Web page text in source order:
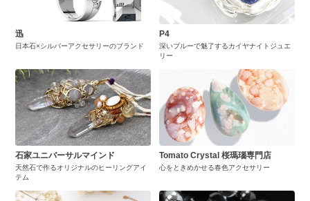
迅
日本石×シルバーアクセサリーのブランド
P4
深いブルーで魅了するカイヤナイトジュエ
リー
石家ユニバーサルマインド
天然石で作るオリジナルのヒーリングアイ
テム
Tomato Crystal 桜瑪瑙専門店
心をときめかせる春色アクセサリー